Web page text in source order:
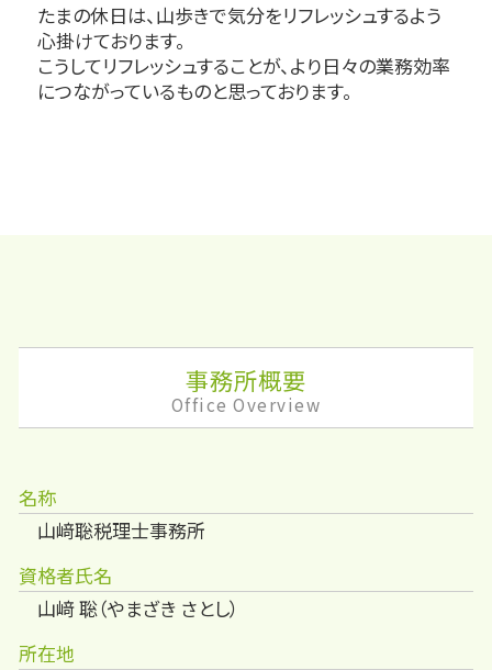
たまの休日は、山歩きで気分をリフレッシュするよう
心掛けております。
こうしてリフレッシュすることが、より日々の業務効率
につながっているものと思っております。
事務所概要
Office Overview
名称
山﨑聡税理士事務所
資格者氏名
山﨑 聡（やまざき さとし）
所在地